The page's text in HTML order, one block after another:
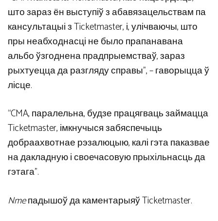
што зараз ён выступіў з абавязацельствам па
кансультацыі з Ticketmaster, і, улічваючы, што
пры неабходнасці не было прапанавана
альбо ўзгоднена прадпрыемстваў, зараз
рыхтуецца да разгляду справы”, – гаворыцца ў
лісце.
“CMA, паралельна, будзе працягваць займацца
Ticketmaster, імкнучыся забяспечыць
добраахвотнае рэзалюцыю, калі гэта паказвае
на дакладную і своечасовую прыхільнасць да
гэтага”.
Nmeпадышоў да каментарыяў Ticketmaster.